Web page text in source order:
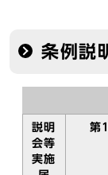
条例説
説明
会等
実施
第